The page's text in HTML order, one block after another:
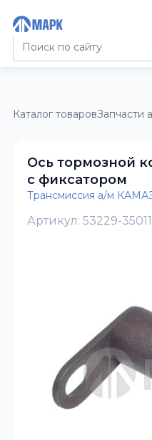
Каталог товаровЗапчасти
Ось тормозной
с фиксатором
Трансмиссия а/м
Артикул: 53229-